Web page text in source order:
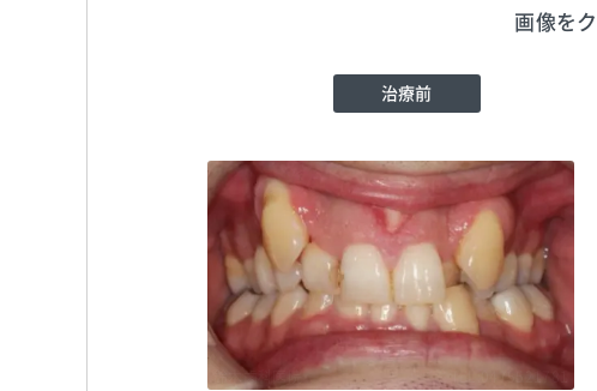
画像を
治療前
鈴木歯科医院 TEL:0475521781